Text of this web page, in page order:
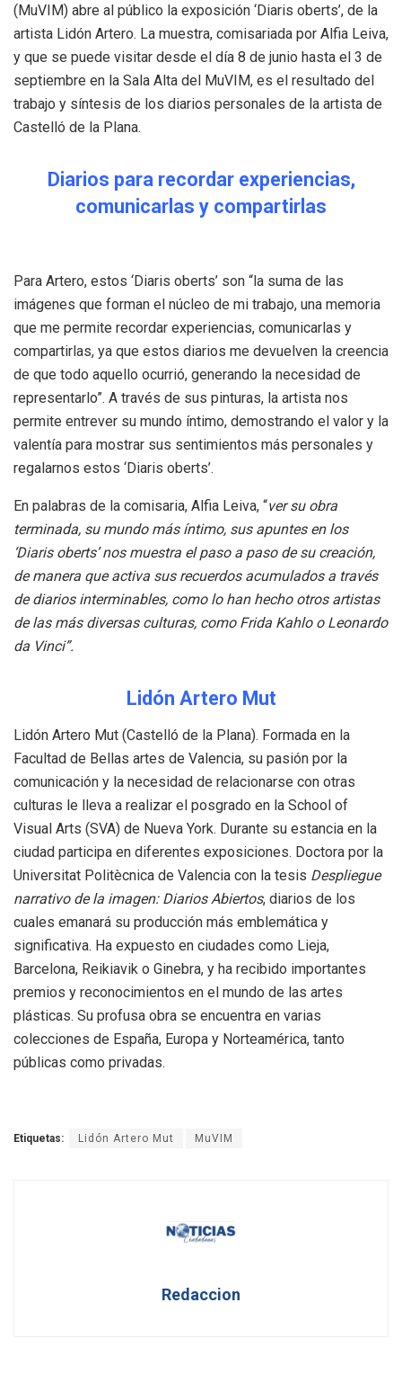
(MuVIM) abre al público la exposición ‘Diaris oberts’, de la
artista Lidón Artero. La muestra, comisariada por Alfia Leiva,
y que se puede visitar desde el día 8 de junio hasta el 3 de
septiembre en la Sala Alta del MuVIM, es el resultado del
trabajo y síntesis de los diarios personales de la artista de
Castelló de la Plana.
Diarios para recordar experiencias,
comunicarlas y compartirlas
Para Artero, estos ‘Diaris oberts’ son “la suma de las
imágenes que forman el núcleo de mi trabajo, una memoria
que me permite recordar experiencias, comunicarlas y
compartirlas, ya que estos diarios me devuelven la creencia
de que todo aquello ocurrió, generando la necesidad de
representarlo”. A través de sus pinturas, la artista nos
permite entrever su mundo íntimo, demostrando el valor y la
valentía para mostrar sus sentimientos más personales y
regalarnos estos ‘Diaris oberts’.
En palabras de la comisaria, Alfia Leiva, “ver su obra
terminada, su mundo más íntimo, sus apuntes en los
‘Diaris oberts’ nos muestra el paso a paso de su creación,
de manera que activa sus recuerdos acumulados a través
de diarios interminables, como lo han hecho otros artistas
de las más diversas culturas, como Frida Kahlo o Leonardo
da Vinci”.
Lidón Artero Mut
Lidón Artero Mut (Castelló de la Plana). Formada en la
Facultad de Bellas artes de Valencia, su pasión por la
comunicación y la necesidad de relacionarse con otras
culturas le lleva a realizar el posgrado en la School of
Visual Arts (SVA) de Nueva York. Durante su estancia en la
ciudad participa en diferentes exposiciones. Doctora por la
Universitat Politècnica de Valencia con la tesis Despliegue
narrativo de la imagen: Diarios Abiertos, diarios de los
cuales emanará su producción más emblemática y
significativa. Ha expuesto en ciudades como Lieja,
Barcelona, Reikiavik o Ginebra, y ha recibido importantes
premios y reconocimientos en el mundo de las artes
plásticas. Su profusa obra se encuentra en varias
colecciones de España, Europa y Norteamérica, tanto
públicas como privadas.
Etiquetas: Lidón Artero Mut MuVIM
Redaccion